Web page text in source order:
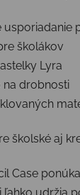
školákov
Lyra
na drobnosti
školské aj
Case